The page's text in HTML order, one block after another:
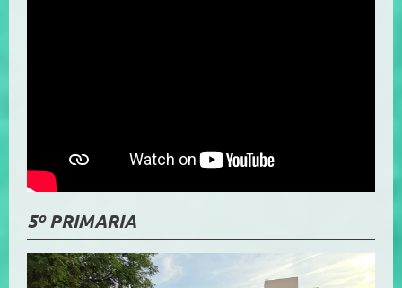
5º PRIMARIA